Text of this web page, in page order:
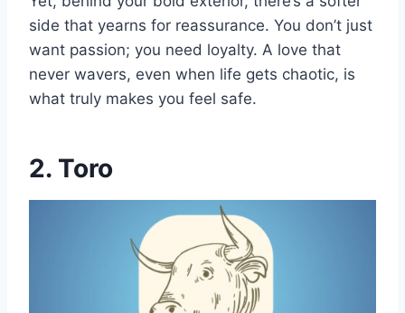
side that yearns for reassurance. You don’t just
want passion; you need loyalty. A love that
never wavers, even when life gets chaotic, is
what truly makes you feel safe.
2. Toro